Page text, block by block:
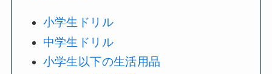
小学生ドリル
中学生ドリル
小学生以下の生活用品